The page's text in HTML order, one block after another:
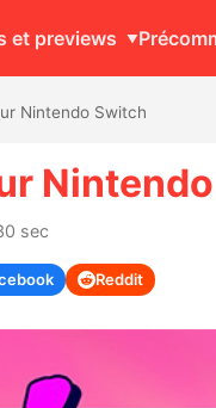
et previews
Nintendo Switch
sec
Reddit